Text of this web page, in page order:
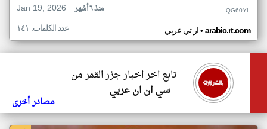
Jan 19, 2026
منذ ٦ أشهر QG60YL
ار تي عربي• arabic.rt.com عدد الكلمات: ١٤١
تابع اخر اخبار جزر القمر من
سي ان ان عربي
مصادر أخرى